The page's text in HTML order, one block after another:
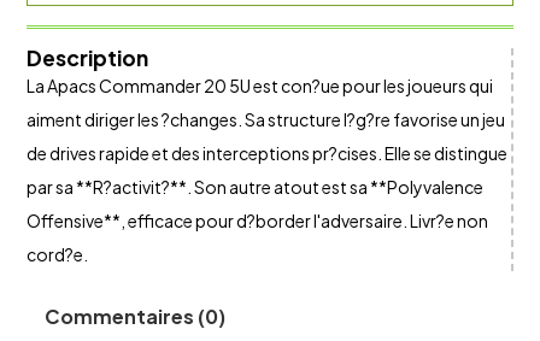
Description
La Apacs Commander 20 5U est con?ue pour les joueurs qui
aiment diriger les ?changes. Sa structure l?g?re favorise un jeu
de drives rapide et des interceptions pr?cises. Elle se distingue
par sa **R?activit?**. Son autre atout est sa **Polyvalence
Offensive**, efficace pour d?border l'adversaire. Livr?e non
cord?e.
Commentaires (0)